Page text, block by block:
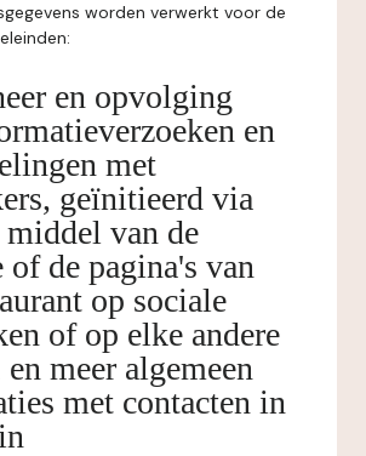
worden verwerkt voor de
en opvolging
en
met
geïnitieerd via
van de
of de pagina's van
op sociale
of op elke andere
meer algemeen
met contacten in